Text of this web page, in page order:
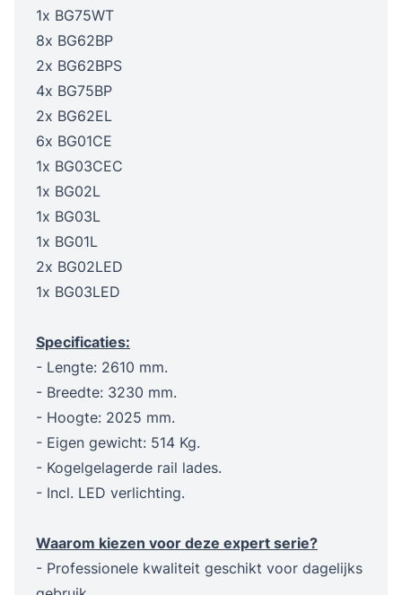
1x BG75WT
8x BG62BP
2x BG62BPS
4x BG75BP
2x BG62EL
6x BG01CE
1x BG03CEC
1x BG02L
1x BG03L
1x BG01L
2x BG02LED
1x BG03LED
Specificaties:
- Lengte: 2610 mm.
- Breedte: 3230 mm.
- Hoogte: 2025 mm.
- Eigen gewicht: 514 Kg.
- Kogelgelagerde rail lades.
- Incl. LED verlichting.
Waarom kiezen voor deze expert serie?
- Professionele kwaliteit geschikt voor dagelijks